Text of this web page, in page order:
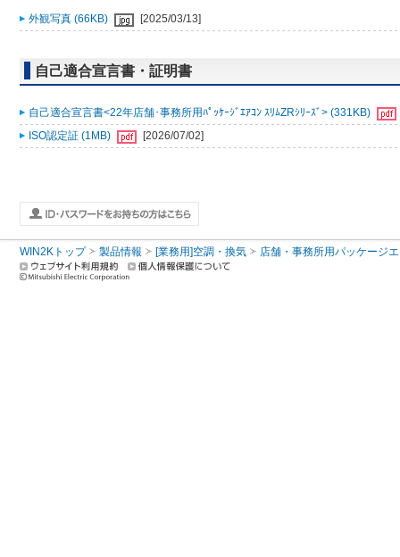
外観写真 (66KB) [2025/03/13]
自己適合宣言書・証明書
自己適合宣言書<22年店舗･事務所用ﾊﾟｯｹｰｼﾞｴｱｺﾝ ｽﾘﾑZRｼﾘｰｽﾞ> (331KB)
ISO認定証 (1MB)
[2026/07/02]
WIN2Kトップ 製品情報 [業務用]空調・換気 店舗・事務所用パッケージ